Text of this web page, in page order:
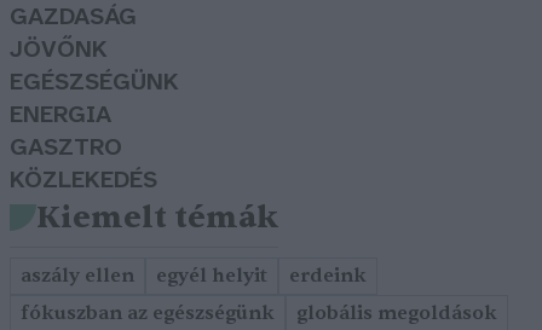
GAZDASÁG
JÖVŐNK
EGÉSZSÉGÜNK
ENERGIA
GASZTRO
KÖZLEKEDÉS
Kiemelt témák
aszály ellen egyél helyit
erdeink
fókuszban az egészségünk
globális megoldások